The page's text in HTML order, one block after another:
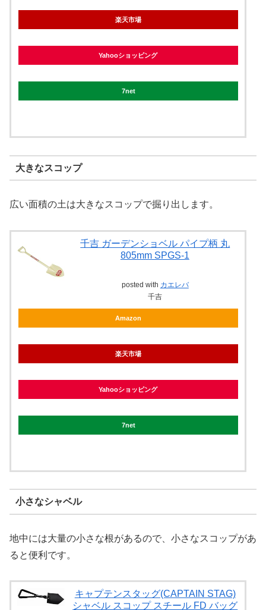
楽天市場
Yahooショッピング
7net
大きなスコップ
広い面積の土は大きなスコップで掘り出します。
千吉 ガーデンショベル パイプ柄 丸
805mm SPGS-1
posted with カエレバ
千吉
Amazon
楽天市場
Yahooショッピング
7net
小さなシャベル
地中には大量の小さな根があるので、小さなスコップがあ
ると便利です。
キャプテンスタッグ(CAPTAIN STAG)
シャベル スコップ スチール FD バッグ